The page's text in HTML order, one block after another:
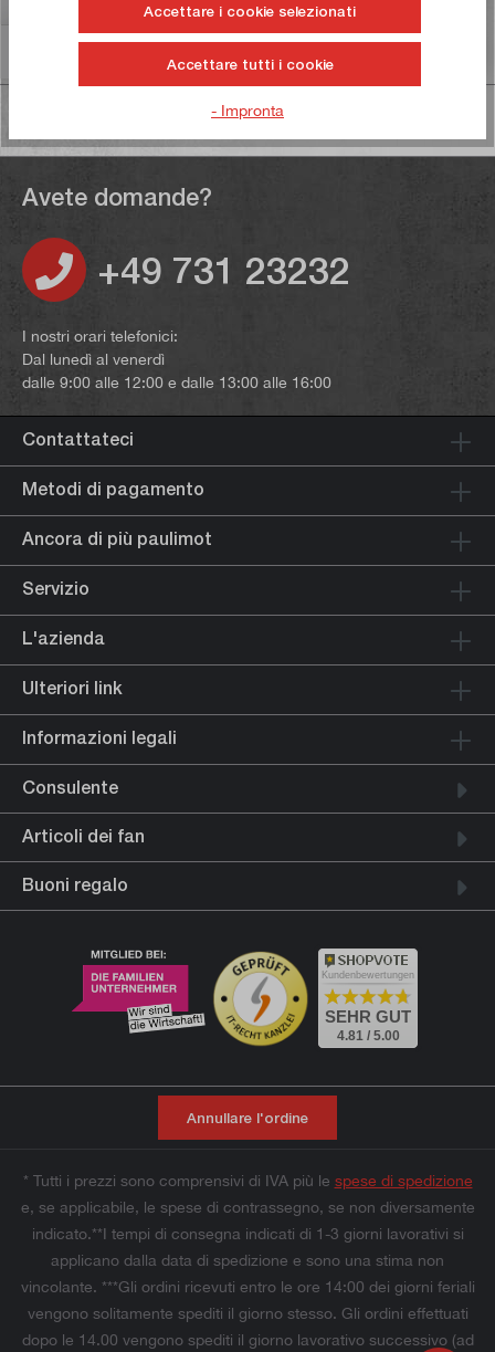
Avete domande?
+49 731 23232
I nostri orari telefonici:
Dal lunedì al venerdì
dalle 9:00 alle 12:00 e dalle 13:00 alle 16:00
Contattateci
Metodi di pagamento
Ancora di più paulimot
Servizio
L'azienda
Ulteriori link
Informazioni legali
Consulente
Articoli dei fan
Buoni regalo
Kundenbewertungen
SEHR GUT
4.81 / 5.00
Annullare l'ordine
* Tutti i prezzi sono comprensivi di IVA più le spese di spedizione
e, se applicabile, le spese di contrassegno, se non diversamente
indicato.**I tempi di consegna indicati di 1-3 giorni lavorativi si
applicano dalla data di spedizione e sono una stima non
vincolante. ***Gli ordini ricevuti entro le ore 14:00 dei giorni feriali
vengono solitamente spediti il giorno stesso. Gli ordini effettuati
dopo le 14.00 vengono spediti il giorno lavorativo successivo (ad
Accettare i cookie selezionati
Accettare tutti i cookie
- Impronta